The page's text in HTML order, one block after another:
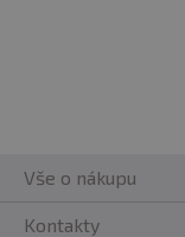
Vše o nákupu
Kontakty